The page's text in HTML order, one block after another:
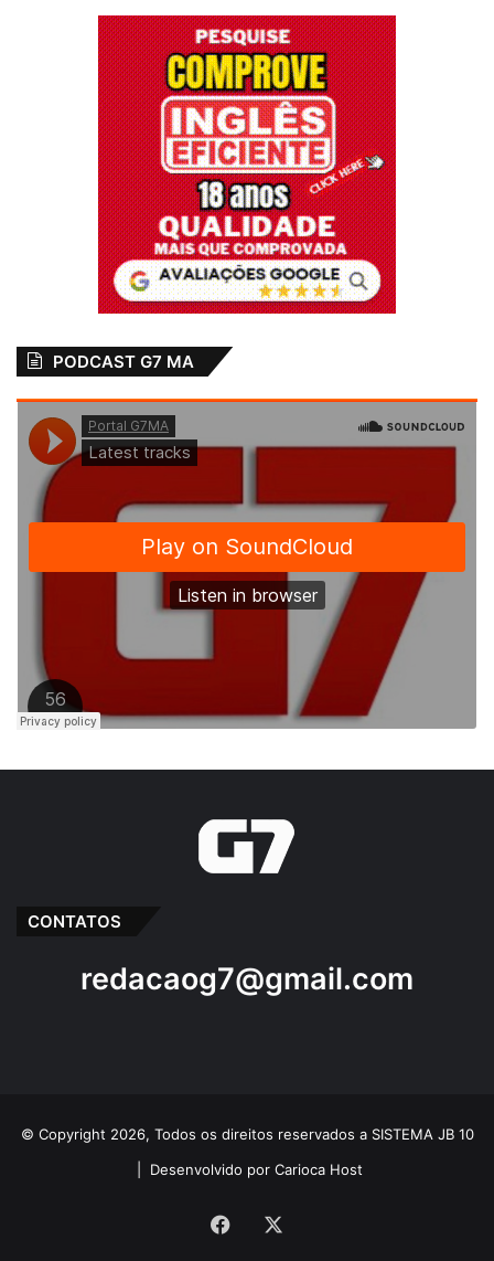
PODCAST G7 MA
CONTATOS
redacaog7@gmail.com
© Copyright 2026, Todos os direitos reservados a SISTEMA JB 10
Desenvolvido por Carioca Host
Facebook